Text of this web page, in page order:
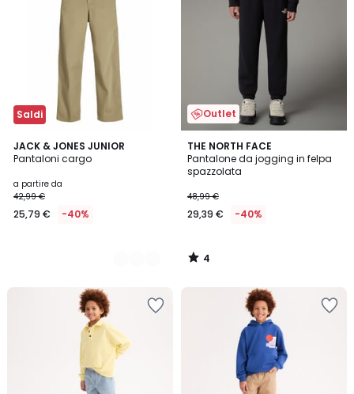
Saldi
JACK & JONES JUNIOR
Pantaloni cargo
a partire da
42,99 €
25,79 € -40%
2
Colori
Outlet
THE NORTH FACE
Pantalone da jogging in felpa
spazzolata
48,99 €
29,39 € -40%
4
/
5
4
/